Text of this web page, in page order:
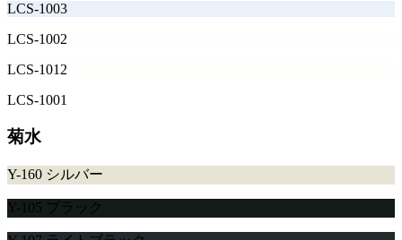
LCS-1003
LCS-1002
LCS-1012
LCS-1001
菊水
Y-160 シルバー
Y-105 ブラック